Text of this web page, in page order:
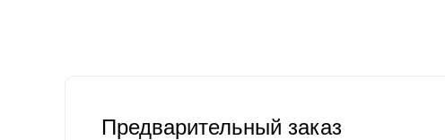
Предварительный заказ